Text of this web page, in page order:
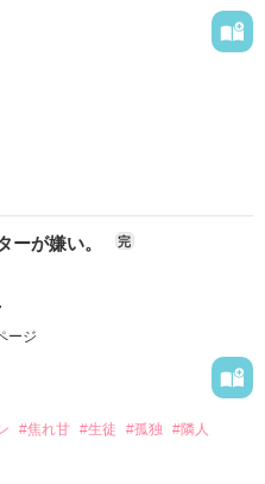
ンテスト
企画「1話からの長編大
から
して
ました。
ない。
ーが嫌い。 完
ージ
#焦れ甘 #生徒 #孤独
#隣人